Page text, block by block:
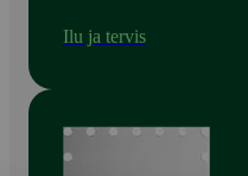
Ilu ja tervis